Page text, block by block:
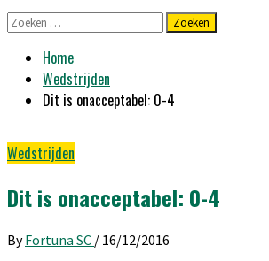
Zoeken
naar:
Home
Wedstrijden
Dit is onacceptabel: 0-4
Wedstrijden
Dit is onacceptabel: 0-4
By Fortuna SC / 16/12/2016